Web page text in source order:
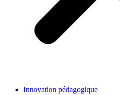
Innovation pédagogique